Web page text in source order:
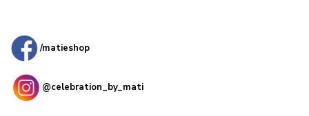
/matieshop
@celebration_by_mati